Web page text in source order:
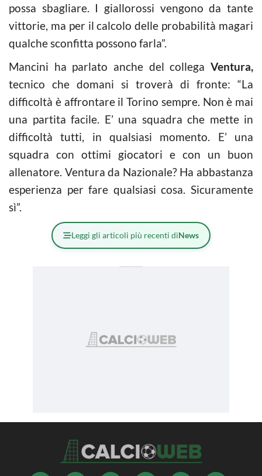
possa sbagliare. I giallorossi vengono da tante
vittorie, ma per il calcolo delle probabilità magari
qualche sconfitta possono farla”.
Mancini ha parlato anche del collega Ventura,
tecnico che domani si troverà di fronte: “La
difficoltà è affrontare il Torino sempre. Non è mai
una partita facile. E’ una squadra che mette in
difficoltà tutti, in qualsiasi momento. E’ una
squadra con ottimi giocatori e con un buon
allenatore. Ventura da Nazionale? Ha abbastanza
esperienza per fare qualsiasi cosa. Sicuramente
sì”.
Leggi gli articoli più recenti diNews